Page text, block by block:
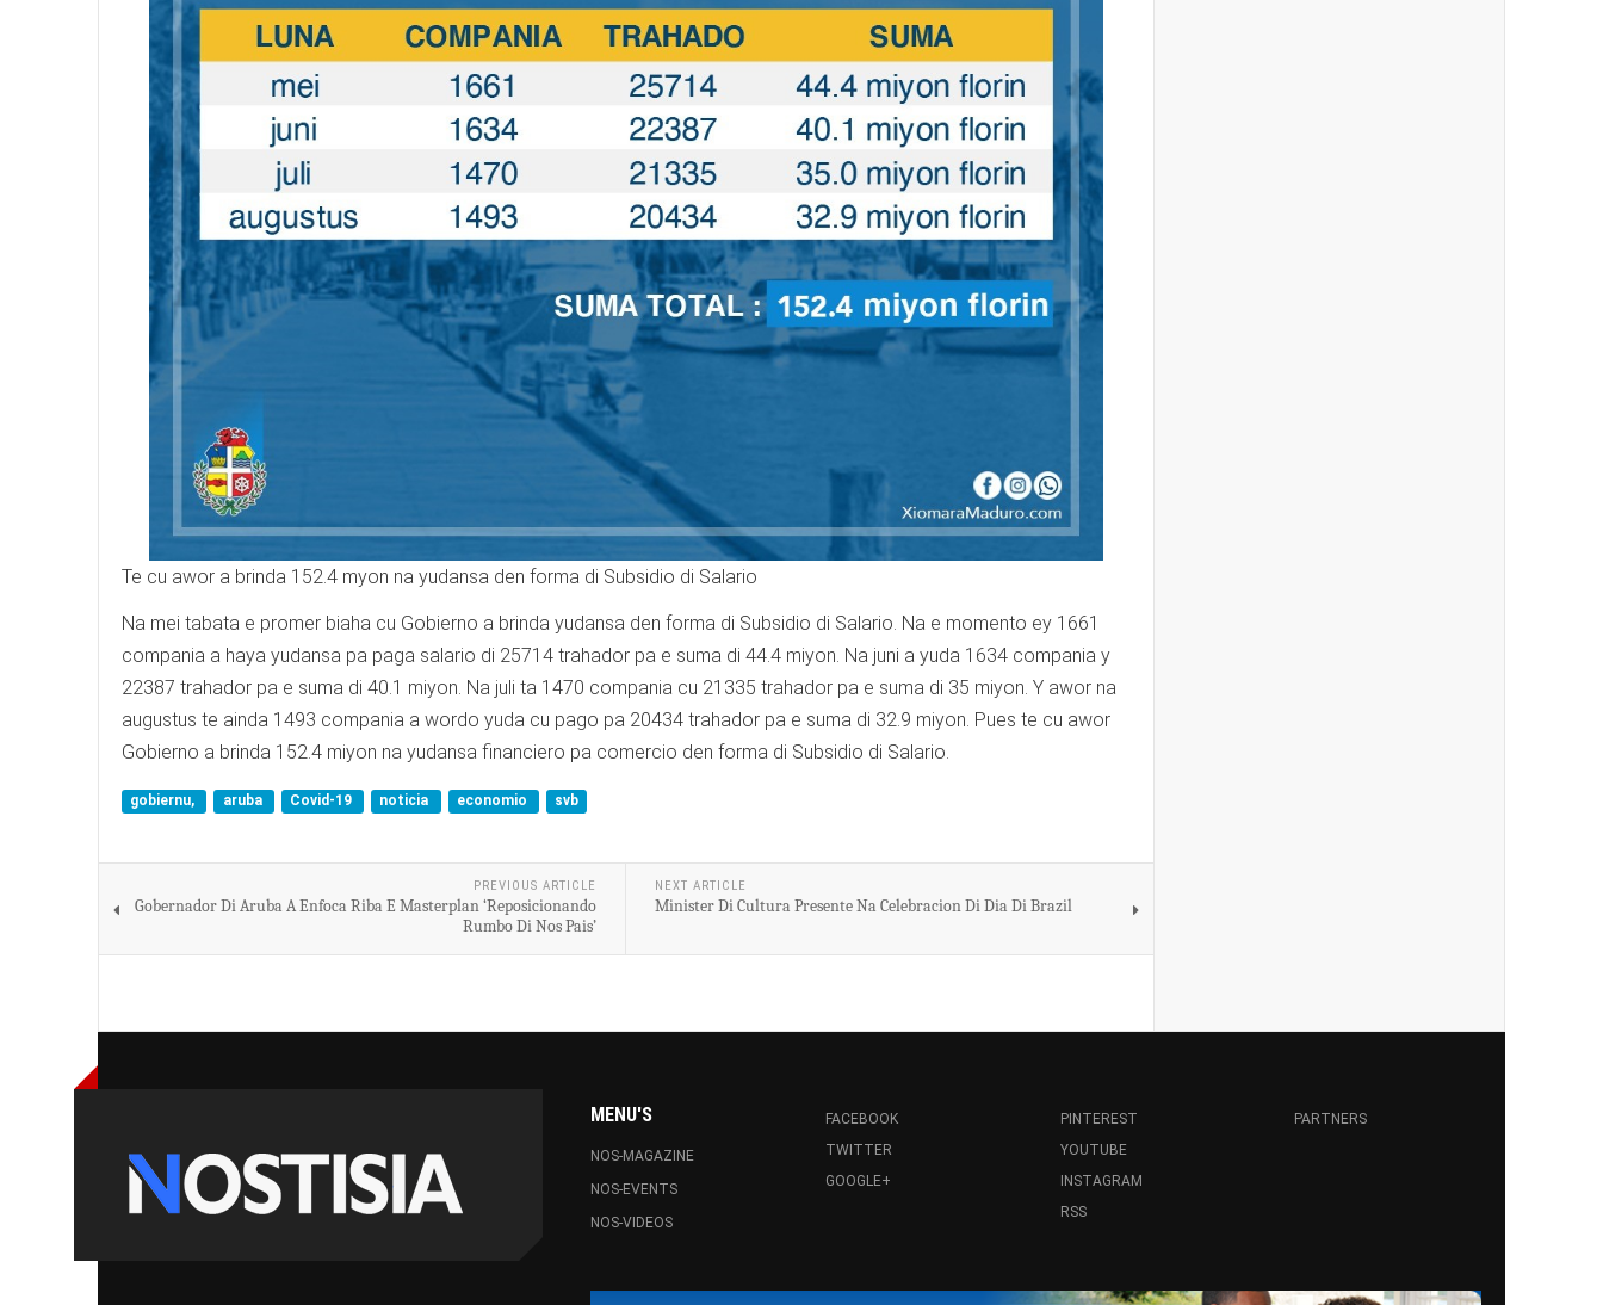
Te cu awor a brinda 152.4 myon na yudansa den forma di Subsidio di Salario
Na mei tabata e promer biaha cu Gobierno a brinda yudansa den forma di Subsidio di Salario. Na e momento ey 1661
compania a haya yudansa pa paga salario di 25714 trahador pa e suma di 44.4 miyon. Na juni a yuda 1634 compania y
22387 trahador pa e suma di 40.1 miyon. Na juli ta 1470 compania cu 21335 trahador pa e suma di 35 miyon. Y awor na
augustus te ainda 1493 compania a wordo yuda cu pago pa 20434 trahador pa e suma di 32.9 miyon. Pues te cu awor
Gobierno a brinda 152.4 miyon na yudansa financiero pa comercio den forma di Subsidio di Salario.
gobiernu, aruba Covid-19 noticia economio svb
PREVIOUS ARTICLE
Gobernador Di Aruba A Enfoca Riba E Masterplan ‘Reposicionando
Rumbo Di Nos Pais’
NEXT ARTICLE
Minister Di Cultura Presente Na Celebracion Di Dia Di Brazil
MENU'S
NOS-MAGAZINE
NOS-EVENTS
NOS-VIDEOS
FACEBOOK
TWITTER
GOOGLE+
PINTEREST
YOUTUBE
INSTAGRAM
RSS
PARTNERS